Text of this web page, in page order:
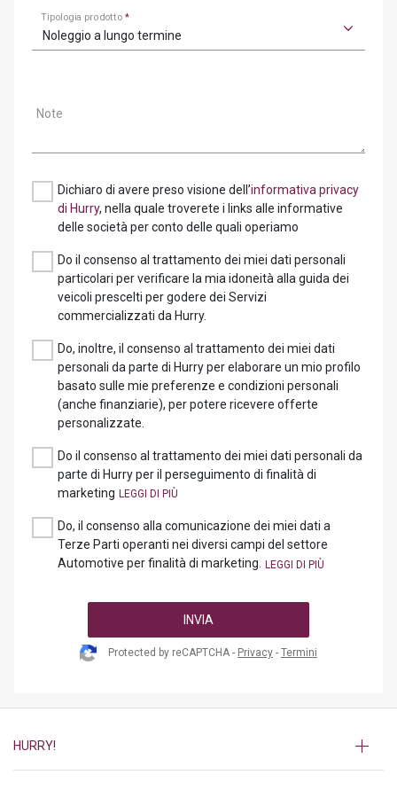
Tipologia prodotto*
Noleggio a lungo termine
Note
Dichiaro di avere preso visione dell’informativa privacy
di Hurry, nella quale troverete i links alle informative
delle società per conto delle quali operiamo
Do il consenso al trattamento dei miei dati personali
particolari per verificare la mia idoneità alla guida dei
veicoli prescelti per godere dei Servizi
commercializzati da Hurry.
Do, inoltre, il consenso al trattamento dei miei dati
personali da parte di Hurry per elaborare un mio profilo
basato sulle mie preferenze e condizioni personali
(anche finanziarie), per potere ricevere offerte
personalizzate.
Do il consenso al trattamento dei miei dati personali da
parte di Hurry per il perseguimento di finalità di
marketing
Do, il consenso alla comunicazione dei miei dati a
Terze Parti operanti nei diversi campi del settore
Automotive per finalità di marketing.
INVIA
Protected by reCAPTCHA - Privacy - Termini
HURRY!